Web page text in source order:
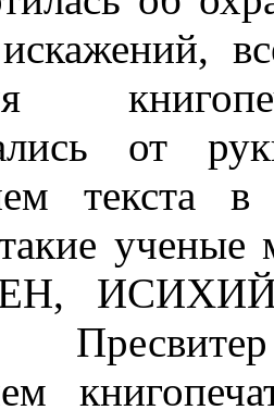
от
текста
ученые